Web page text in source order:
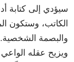
سيؤدي إلى كتابة
الكاتب، وستكون
والبصمة الشخصية..
ويزيح عقله